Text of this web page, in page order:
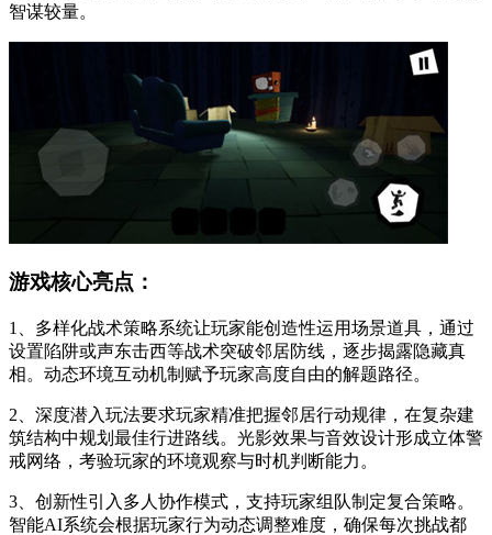
智谋较量。
游戏核心亮点：
1、多样化战术策略系统让玩家能创造性运用场景道具，通过
设置陷阱或声东击西等战术突破邻居防线，逐步揭露隐藏真
相。动态环境互动机制赋予玩家高度自由的解题路径。
2、深度潜入玩法要求玩家精准把握邻居行动规律，在复杂建
筑结构中规划最佳行进路线。光影效果与音效设计形成立体警
戒网络，考验玩家的环境观察与时机判断能力。
3、创新性引入多人协作模式，支持玩家组队制定复合策略。
智能AI系统会根据玩家行为动态调整难度，确保每次挑战都